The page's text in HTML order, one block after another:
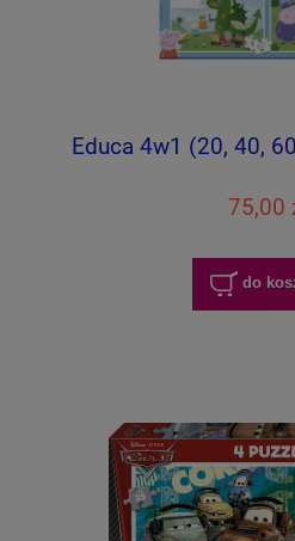
Educa 4w1 (20, 40,
75,00
do